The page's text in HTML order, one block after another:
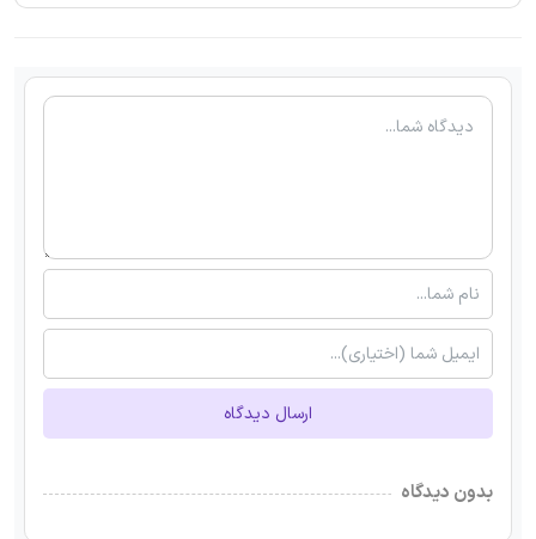
ارسال دیدگاه
بدون دیدگاه